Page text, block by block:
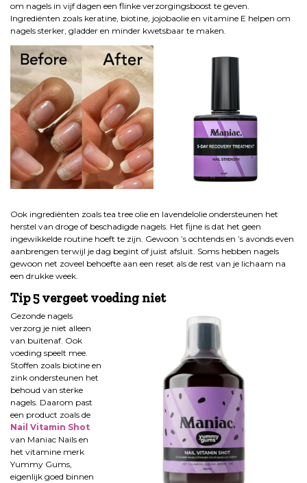
om nagels in vijf dagen een flinke verzorgingsboost te geven.
Ingrediënten zoals keratine, biotine, jojobaolie en vitamine E helpen om
nagels sterker, gladder en minder kwetsbaar te maken.
Ook ingrediënten zoals tea tree olie en lavendelolie ondersteunen het
herstel van droge of beschadigde nagels. Het fijne is dat het geen
ingewikkelde routine hoeft te zijn. Gewoon ’s ochtends en ’s avonds even
aanbrengen terwijl je dag begint of juist afsluit. Soms hebben nagels
gewoon net zoveel behoefte aan een reset als de rest van je lichaam na
een drukke week.
Tip 5 vergeet voeding niet
Gezonde nagels
verzorg je niet alleen
van buitenaf. Ook
voeding speelt mee.
Stoffen zoals biotine en
zink ondersteunen het
behoud van sterke
nagels. Daarom past
een product zoals de
Nail Vitamin Shot
van Maniac Nails en
het vitamine merk
Yummy Gums,
eigenlijk goed binnen